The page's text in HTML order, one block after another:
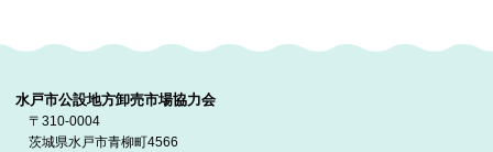
水戸市公設地方卸売市場協力会
〒310-0004
茨城県水戸市青柳町4566